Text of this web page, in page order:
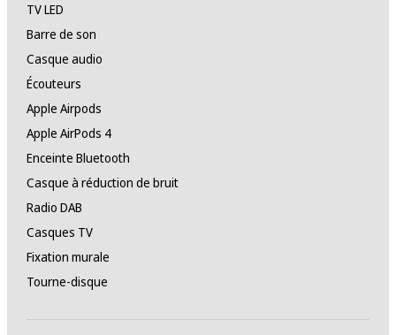
TV LED
Barre de son
Casque audio
Écouteurs
Apple Airpods
Apple AirPods 4
Enceinte Bluetooth
Casque à réduction de bruit
Radio DAB
Casques TV
Fixation murale
Tourne-disque